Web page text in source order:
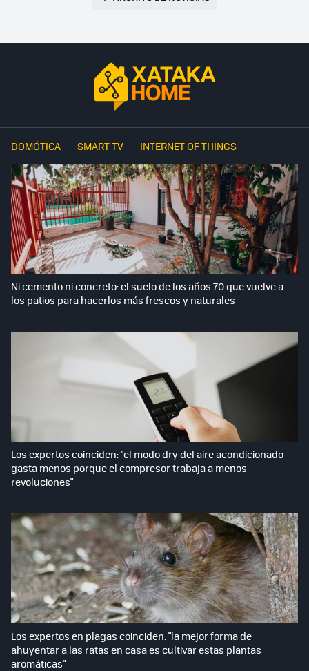
DOMÓTICA SMART TV INTERNET OF THINGS
Ni cemento ni concreto: el suelo de los años 70 que vuelve a
los patios para hacerlos más frescos y naturales
Los expertos coinciden: "el modo dry del aire acondicionado
gasta menos porque el compresor trabaja a menos
revoluciones"
Los expertos en plagas coinciden: "la mejor forma de
ahuyentar a las ratas en casa es cultivar estas plantas
aromáticas"